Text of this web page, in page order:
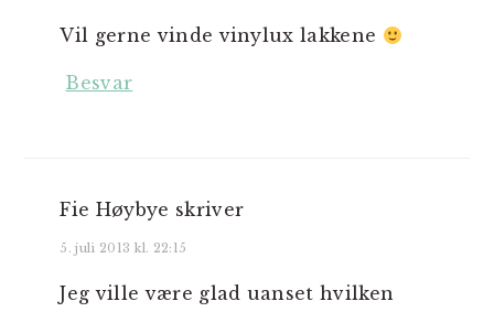
Vil gerne vinde vinylux lakkene
Besvar
Fie Høybye skriver
5. juli 2013 kl. 22:15
Jeg ville være glad uanset hvilken